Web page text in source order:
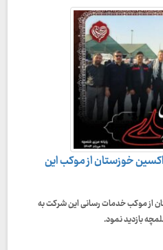
خوزستان از موکب این
از موکب خدمات رسانی این شرکت به
بازدید نمود.